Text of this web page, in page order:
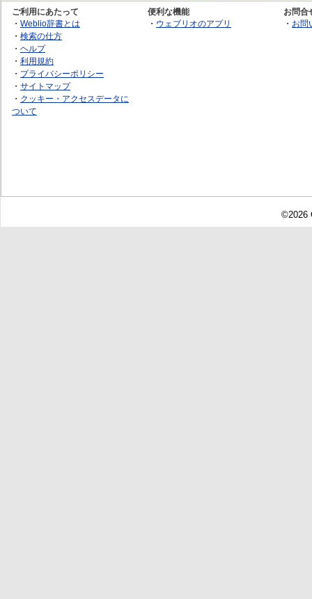
ご利用にあたって
・ Weblio辞書とは
・ 検索の仕方
・ ヘルプ
・ 利用規約
・ プライバシーポリシー
・ サイトマップ
・ クッキー・アクセスデータに
ついて
便利な機能
・ ウェブリオのアプリ
お問合
・ お問
©2026